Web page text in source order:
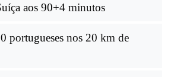
aos 90+4 minutos
portugueses nos 20 km de